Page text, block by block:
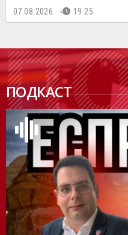
07.08.2026. 19:25
ПОДКАСТ